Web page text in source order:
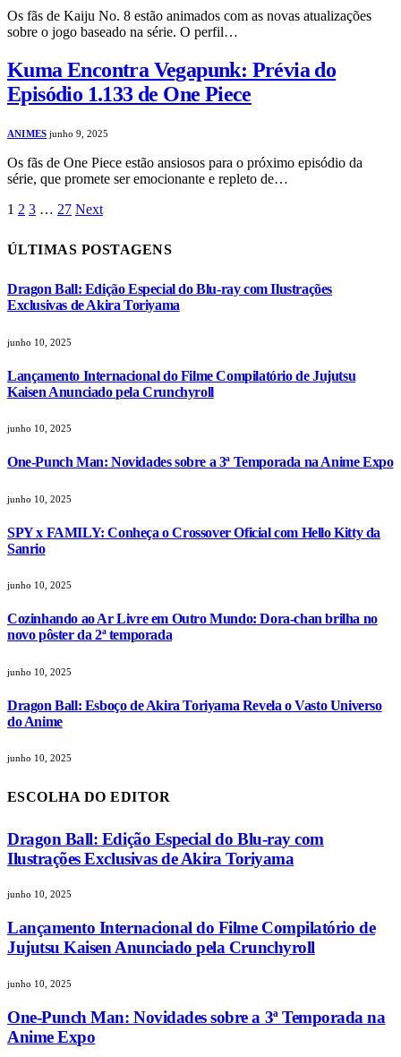
Os fãs de Kaiju No. 8 estão animados com as novas atualizações
sobre o jogo baseado na série. O perfil…
Kuma Encontra Vegapunk: Prévia do
Episódio 1.133 de One Piece
ANIMES junho 9, 2025
Os fãs de One Piece estão ansiosos para o próximo episódio da
série, que promete ser emocionante e repleto de…
1 2 3 … 27 Next
ÚLTIMAS POSTAGENS
Dragon Ball: Edição Especial do Blu-ray com Ilustrações
Exclusivas de Akira Toriyama
junho 10, 2025
Lançamento Internacional do Filme Compilatório de Jujutsu
Kaisen Anunciado pela Crunchyroll
junho 10, 2025
One-Punch Man: Novidades sobre a 3ª Temporada na Anime Expo
junho 10, 2025
SPY x FAMILY: Conheça o Crossover Oficial com Hello Kitty da
Sanrio
junho 10, 2025
Cozinhando ao Ar Livre em Outro Mundo: Dora-chan brilha no
novo pôster da 2ª temporada
junho 10, 2025
Dragon Ball: Esboço de Akira Toriyama Revela o Vasto Universo
do Anime
junho 10, 2025
ESCOLHA DO EDITOR
Dragon Ball: Edição Especial do Blu-ray com
Ilustrações Exclusivas de Akira Toriyama
junho 10, 2025
Lançamento Internacional do Filme Compilatório de
Jujutsu Kaisen Anunciado pela Crunchyroll
junho 10, 2025
One-Punch Man: Novidades sobre a 3ª Temporada na
Anime Expo